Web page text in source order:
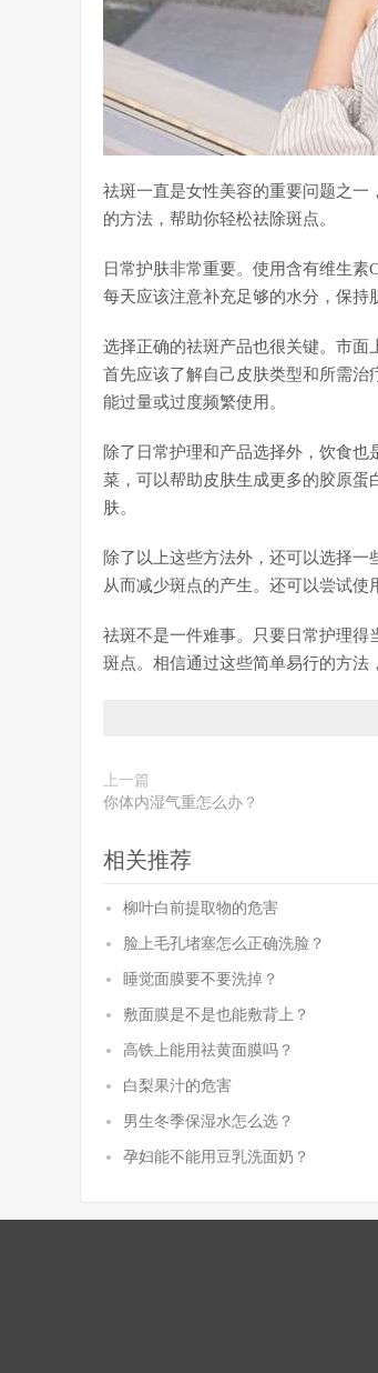
祛斑一直是女性美容的重要问题之
的方法，帮助你轻松祛除斑点。
日常护肤非常重要。使用含有维生素
每天应该注意补充足够的水分，保持
选择正确的祛斑产品也很关键。市面
首先应该了解自己皮肤类型和所需治
能过量或过度频繁使用。
除了日常护理和产品选择外，饮食
菜，可以帮助皮肤生成更多的胶原蛋
肤。
除了以上这些方法外，还可以选择一
从而减少斑点的产生。还可以尝试使
祛斑不是一件难事。只要日常护理得
斑点。相信通过这些简单易行的方法
上一篇
你体内湿气重怎么办？
相关推荐
柳叶白前提取物的危害
脸上毛孔堵塞怎么正确洗脸？
睡觉面膜要不要洗掉？
敷面膜是不是也能敷背上？
高铁上能用祛黄面膜吗？
白梨果汁的危害
男生冬季保湿水怎么选？
孕妇能不能用豆乳洗面奶？